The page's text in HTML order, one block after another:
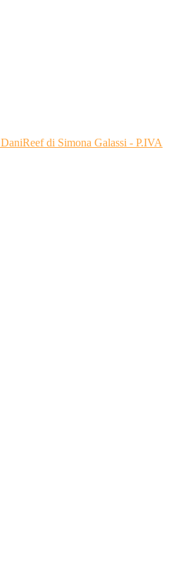
DaniReef di Simona Galassi - P.IVA